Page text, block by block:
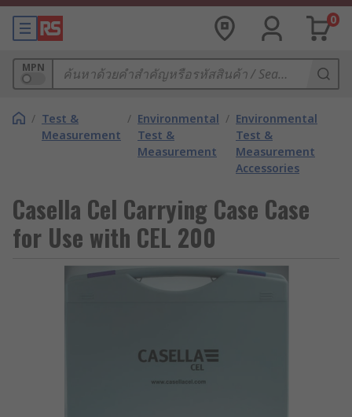
0
MPN
/ Test &
Measurement
/ Environmental
Test &
Measurement
/ Environmental
Test &
Measurement
Accessories
Casella Cel Carrying Case Case
for Use with CEL 200